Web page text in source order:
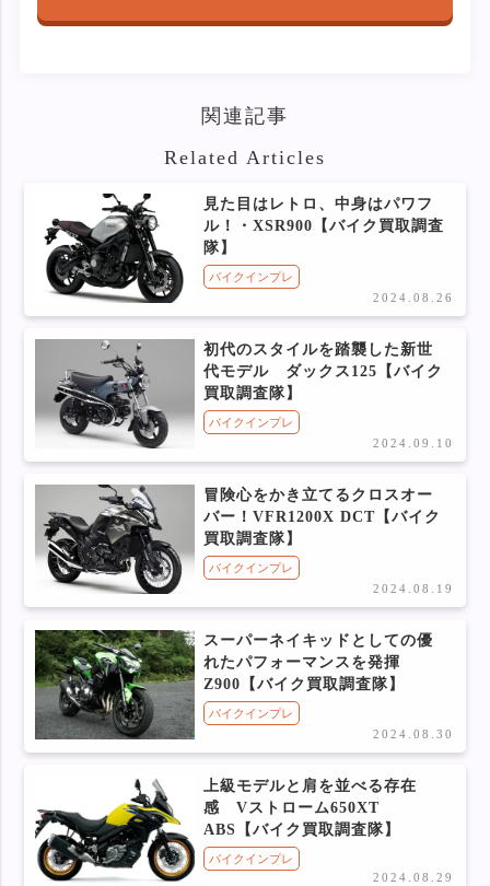
関連記事
Related Articles
見た目はレトロ、中身はパワフ
ル！・XSR900【バイク買取調査
隊】
バイクインプレ
2024.08.26
初代のスタイルを踏襲した新世
代モデル ダックス125【バイク
買取調査隊】
バイクインプレ
2024.09.10
冒険心をかき立てるクロスオー
バー！VFR1200X DCT【バイク
買取調査隊】
バイクインプレ
2024.08.19
スーパーネイキッドとしての優
れたパフォーマンスを発揮
Z900【バイク買取調査隊】
バイクインプレ
2024.08.30
上級モデルと肩を並べる存在
感 Vストローム650XT
ABS【バイク買取調査隊】
バイクインプレ
2024.08.29